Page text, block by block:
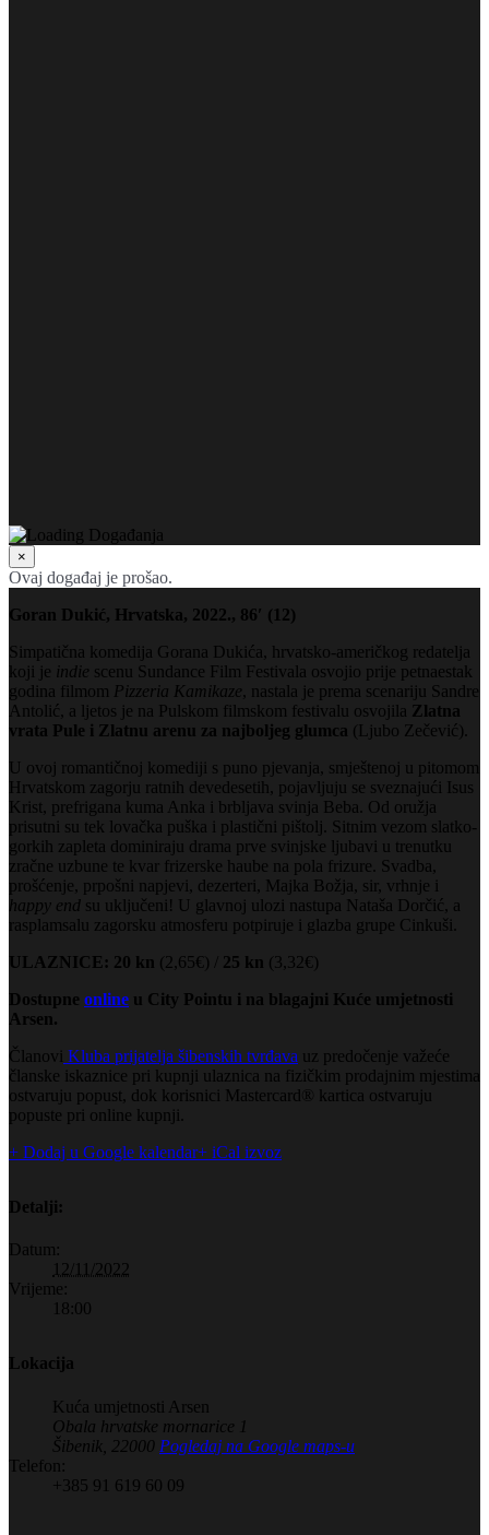
×
Ovaj događaj je prošao.
Goran Dukić, Hrvatska, 2022., 86′ (12)
Simpatična komedija Gorana Dukića, hrvatsko-američkog redatelja
koji je indie scenu Sundance Film Festivala osvojio prije petnaestak
godina filmom Pizzeria Kamikaze, nastala je prema scenariju Sandre
Antolić, a ljetos je na Pulskom filmskom festivalu osvojila Zlatna
vrata Pule i Zlatnu arenu za najboljeg glumca (Ljubo Zečević).
U ovoj romantičnoj komediji s puno pjevanja, smještenoj u pitomom
Hrvatskom zagorju ratnih devedesetih, pojavljuju se sveznajući Isus
Krist, prefrigana kuma Anka i brbljava svinja Beba. Od oružja
prisutni su tek lovačka puška i plastični pištolj. Sitnim vezom slatko-
gorkih zapleta dominiraju drama prve svinjske ljubavi u trenutku
zračne uzbune te kvar frizerske haube na pola frizure. Svadba,
prošćenje, prpošni napjevi, dezerteri, Majka Božja, sir, vrhnje i
happy end su uključeni! U glavnoj ulozi nastupa Nataša Dorčić, a
rasplamsalu zagorsku atmosferu potpiruje i glazba grupe Cinkuši.
ULAZNICE: 20 kn (2,65€) / 25 kn (3,32€)
Dostupne online u City Pointu i na blagajni Kuće umjetnosti
Arsen.
Članovi Kluba prijatelja šibenskih tvrđava uz predočenje važeće
članske iskaznice pri kupnji ulaznica na fizičkim prodajnim mjestima
ostvaruju popust, dok korisnici Mastercard® kartica ostvaruju
popuste pri online kupnji.
+ Dodaj u Google kalendar+ iCal izvoz
Detalji:
Datum:
12/11/2022
Vrijeme:
18:00
Lokacija
Kuća umjetnosti Arsen
Obala hrvatske mornarice 1
Šibenik
22000 Pogledaj na Google maps-u
Telefon:
+385 91 619 60 09